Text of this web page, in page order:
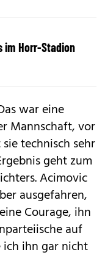
im Horr-Stadion
war eine
Mannschaft, vor
technisch sehr
geht zum
Acimovic
ausgefahren,
Courage, ihn
auf
ihn gar nicht